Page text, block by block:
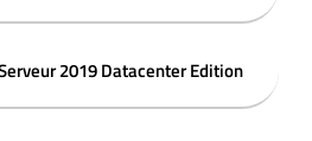
2019 Datacenter Edition